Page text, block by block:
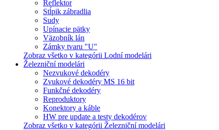
Reflektor
Stĺpik zábradlia
Sudy
Upínacie pätky
Väzobník lán
Zámky tvaru "U"
Zobraz všetko v kategórii Lodní modelári
Železniční modelári
Nezvukové dekodéry
Zvukové dekodéry MS 16 bit
Funkčné dekodéry
Reproduktory
Konektory a káble
HW pre update a testy dekodérov
Zobraz všetko v kategórii Železniční modelári